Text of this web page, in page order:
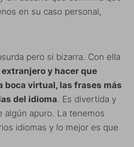
en su caso personal,
pero si bizarra. Con ella
y hacer que
boca virtual, las frases más
del idioma. Es divertida y
algún apuro. La tenemos
idiomas y lo mejor es que